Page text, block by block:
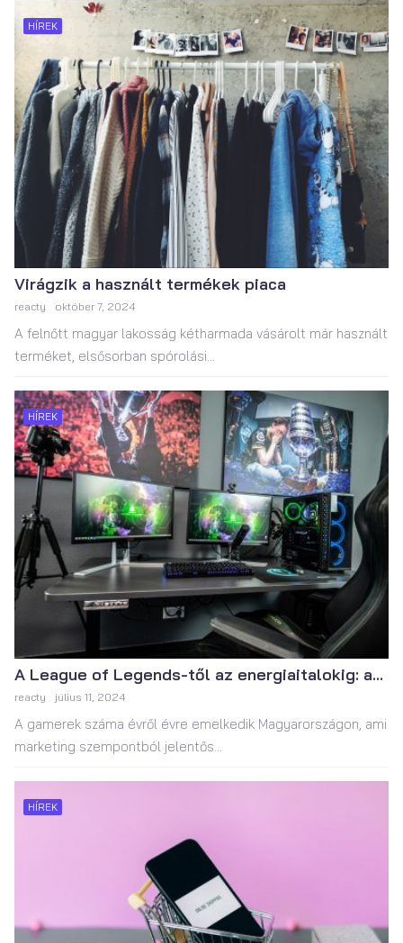
HÍREK
Virágzik a használt termékek piaca
reacty október 7, 2024
A felnőtt magyar lakosság kétharmada vásárolt már használt
terméket, elsősorban spórolási...
HÍREK
A League of Legends-től az energiaitalokig: a...
reacty július 11, 2024
A gamerek száma évről évre emelkedik Magyarországon, ami
marketing szempontból jelentős...
HÍREK